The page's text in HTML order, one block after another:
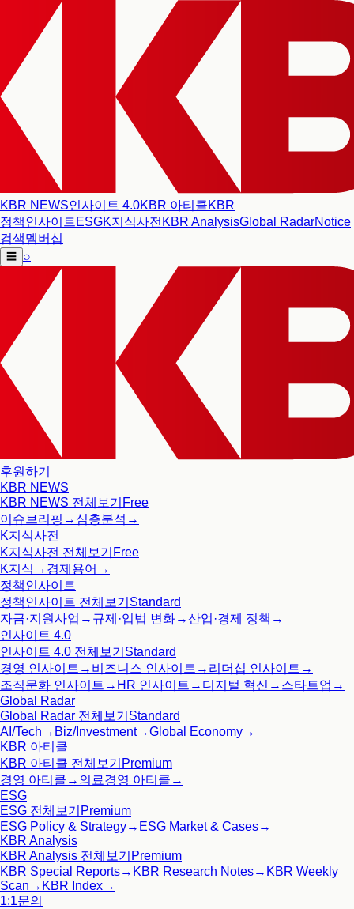
KBR NEWS인사이트 4.0KBR 아티클KBR
정책인사이트 ESGK지식사전 KBR AnalysisGlobal RadarNotice
검색멤버십
☰ ⌕
후원하기
KBR NEWS
KBR NEWS 전체보기 Free
이슈브리핑 → 심층분석 →
K지식사전
K지식사전 전체보기 Free
K지식 → 경제용어 →
정책인사이트
정책인사이트 전체보기 Standard
자금·지원사업 → 규제·입법 변화→산업·경제 정책 →
인사이트 4.0
인사이트 4.0 전체보기 Standard
경영 인사이트 → 비즈니스 인사이트 → 리더십 인사이트 →
조직문화 인사이트 → HR 인사이트 → 디지털 혁신 → 스타트업 →
Global Radar
Global Radar 전체보기 Standard
AI/Tech → Biz/Investment→Global Economy→
KBR 아티클
KBR 아티클 전체보기 Premium
경영 아티클 → 의료경영 아티클 →
ESG
ESG 전체보기 Premium
ESG Policy & Strategy→ ESG Market & Cases→
KBR Analysis
KBR Analysis 전체보기 Premium
KBR Special Reports→ KBR Research Notes→ KBR Weekly
Scan → KBR Index→
1:1문의